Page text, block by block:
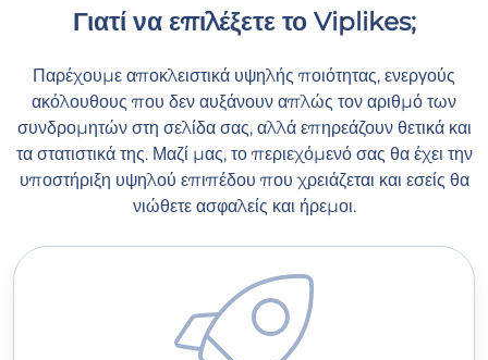
Γιατί να επιλέξετε το Viplikes;
Παρέχουμε αποκλειστικά υψηλής ποιότητας, ενεργούς
ακόλουθους που δεν αυξάνουν απλώς τον αριθμό των
συνδρομητών στη σελίδα σας, αλλά επηρεάζουν θετικά και
τα στατιστικά της. Μαζί μας, το περιεχόμενό σας θα έχει την
υποστήριξη υψηλού επιπέδου που χρειάζεται και εσείς θα
νιώθετε ασφαλείς και ήρεμοι.